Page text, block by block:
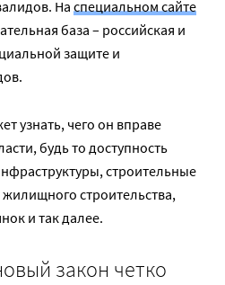
Наспециальном сайте
база – российская и
защите и
узнать, чего он вправе
будь то доступность
строительные
строительства,
и так далее.
закон четко